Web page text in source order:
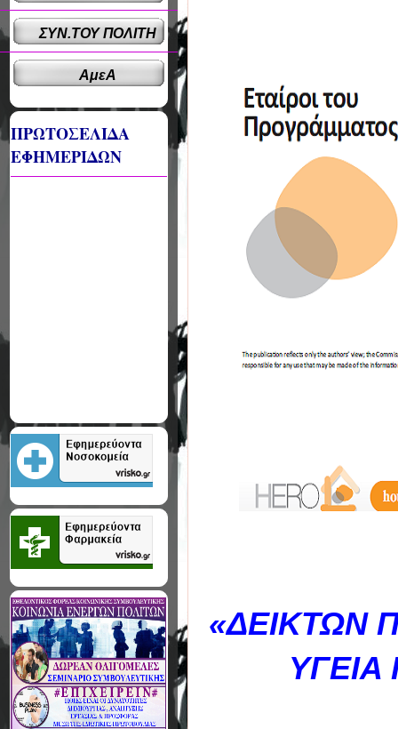
«ΔΕΙΚΤΩΝ
ΥΓΕΙΑ
ΣΥΝ.ΤΟΥ ΠΟΛΙΤΗ
ΑμεΑ
ΠΡΩΤΟΣΕΛΙΔΑ
ΕΦΗΜΕΡΙΔΩΝ